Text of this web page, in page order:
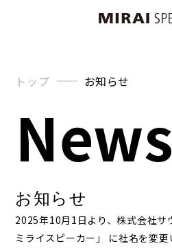
トップ お知らせ
News
お知らせ
2025年10月1日より、株式会社サ
ミライスピーカー」 に社名を変更